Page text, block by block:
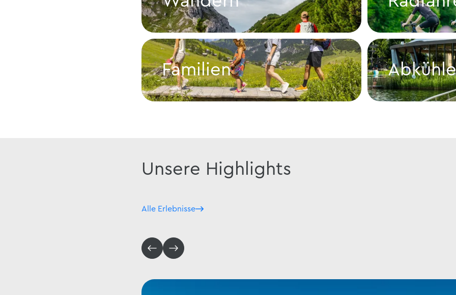
Wandern Radfahren
Familien
Familien Abkühlen
Unsere Highlights
Alle Erlebnisse